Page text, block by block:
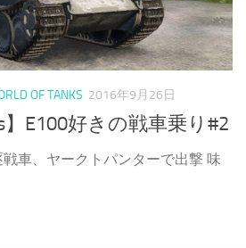
OF TANKS 2016年9月26日
】E100好きの戦車乗り#2
車、ヤークトパンターで出撃 味